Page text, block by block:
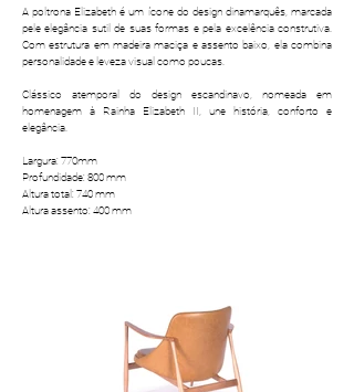
A poltrona Elizabeth é um ícone do design dinamarquês, marcada
pele elegância sutil de suas formas e pela excelência construtiva.
Com estrutura em madeira maciça e assento baixo, ela combina
personalidade e leveza visual como poucas.
​Clássico atemporal do design escandinavo, nomeada em
homenagem à Rainha Elizabeth II, une história, conforto e
elegância.
​Largura: 770mm
Profundidade: 800 mm
Altura total: 740 mm
Altura assento: 400 mm